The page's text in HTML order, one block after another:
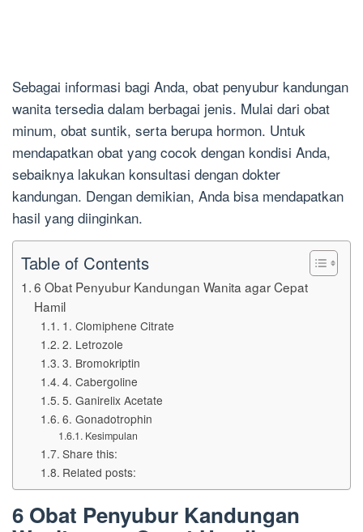
Sebagai informasi bagi Anda, obat penyubur kandungan
wanita tersedia dalam berbagai jenis. Mulai dari obat
minum, obat suntik, serta berupa hormon. Untuk
mendapatkan obat yang cocok dengan kondisi Anda,
sebaiknya lakukan konsultasi dengan dokter
kandungan. Dengan demikian, Anda bisa mendapatkan
hasil yang diinginkan.
Table of Contents
6 Obat Penyubur Kandungan Wanita agar Cepat
Hamil
1. Clomiphene Citrate
2. Letrozole
3. Bromokriptin
4. Cabergoline
5. Ganirelix Acetate
6. Gonadotrophin
Kesimpulan
Share this:
Related posts:
6 Obat Penyubur Kandungan